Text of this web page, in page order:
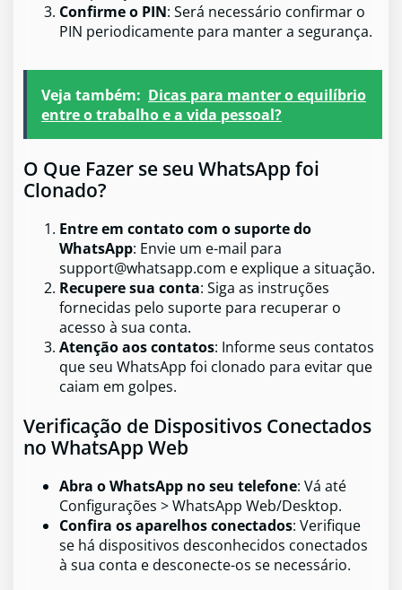
Confirme o PIN: Será necessário confirmar o
PIN periodicamente para manter a segurança.
Veja também: Dicas para manter o equilíbrio
entre o trabalho e a vida pessoal?
O Que Fazer se seu WhatsApp foi
Clonado?
Entre em contato com o suporte do
WhatsApp: Envie um e-mail para
support@whatsapp.com e explique a situação.
Recupere sua conta: Siga as instruções
fornecidas pelo suporte para recuperar o
acesso à sua conta.
Atenção aos contatos: Informe seus contatos
que seu WhatsApp foi clonado para evitar que
caiam em golpes.
Verificação de Dispositivos Conectados
no WhatsApp Web
Abra o WhatsApp no seu telefone: Vá até
Configurações > WhatsApp Web/Desktop.
Confira os aparelhos conectados: Verifique
se há dispositivos desconhecidos conectados
à sua conta e desconecte-os se necessário.